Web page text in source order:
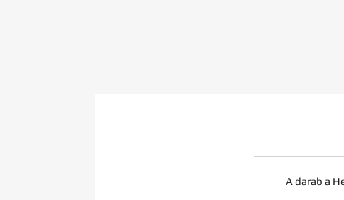
A darab a